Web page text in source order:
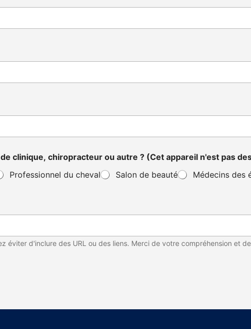
clinique, chiropracteur ou autre ? (Cet appareil n'est pas
Professionnel du cheval Salon de beauté Médecins des
éviter d'inclure des URL ou des liens. Merci de votre compréhension et